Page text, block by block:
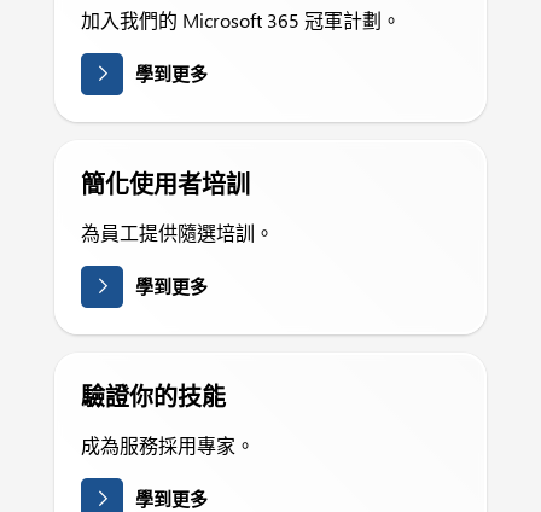
加入我們的 Microsoft 365 冠軍計劃。
學到更多
簡化使用者培訓
為員工提供隨選培訓。
學到更多
驗證你的技能
成為服務採用專家。
學到更多